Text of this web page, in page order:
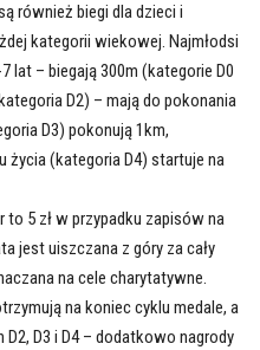
również biegi dla dzieci i
kategorii wiekowej. Najmłodsi
lat – biegają 300m (kategorie D0
D2) – mają do pokonania
D3) pokonują 1km,
życia (kategoria D4) startuje na
to 5 zł w przypadku zapisów na
jest uiszczana z góry za cały
na cele charytatywne.
na koniec cyklu medale, a
D3 i D4 – dodatkowo nagrody